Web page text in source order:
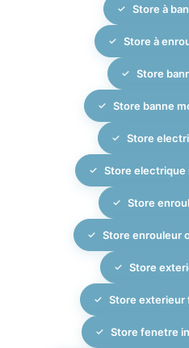
Store à
Store à
Store
Store banne
Store
Store electrique
Store
Store enrouleur
Store
Store exterieur
Store fenetre